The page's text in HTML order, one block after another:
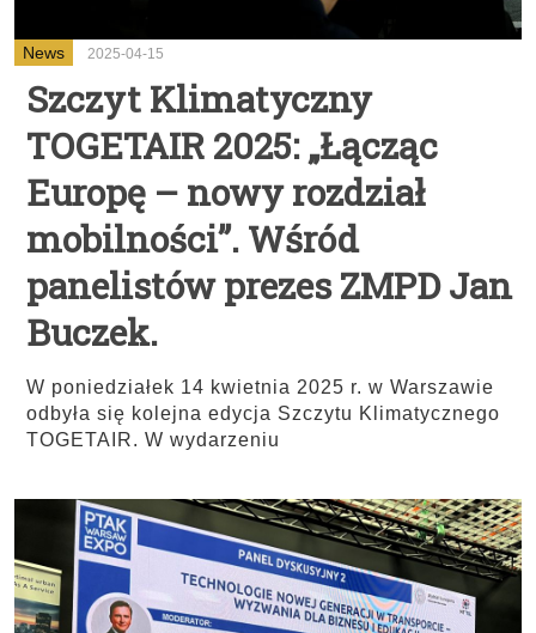
News 2025-04-15
Szczyt Klimatyczny
TOGETAIR 2025: „Łącząc
Europę – nowy rozdział
mobilności”. Wśród
panelistów prezes ZMPD Jan
Buczek.
W poniedziałek 14 kwietnia 2025 r. w Warszawie
odbyła się kolejna edycja Szczytu Klimatycznego
TOGETAIR. W wydarzeniu